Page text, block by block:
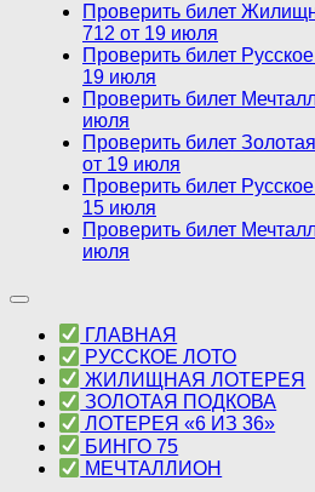
Проверить билет
712 от 19 июля
Проверить билет
19 июля
Проверить билет
июля
Проверить билет
от 19 июля
Проверить билет
15 июля
Проверить билет
июля
ГЛАВНАЯ
РУССКОЕ ЛОТО
ЖИЛИЩНАЯ ЛОТЕРЕЯ
ЗОЛОТАЯ ПОДКОВА
ЛОТЕРЕЯ «6 ИЗ 36»
БИНГО 75
МЕЧТАЛЛИОН